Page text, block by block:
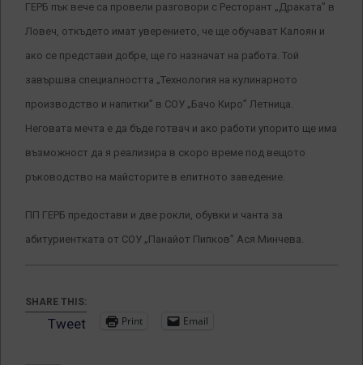
ГЕРБ пък вече са провели разговори с Ресторант „Драката” в
Ловеч, откъдето имат уверението, че ще обучават Калоян и
ако се представи добре, ще го назначат на работа. Той
завършва специалността „Технология на кулинарното
производство и напитки” в СОУ „Бачо Киро” Летница.
Неговата мечта е да бъде готвач и ако работи упорито ще има
възможност да я реализира в скоро време под вещото
ръководство на майсторите в елитното заведение.
ПП ГЕРБ предостави и две рокли, обувки и чанта за
абитуриентката от СОУ „Панайот Пипков” Ася Минчева.
SHARE THIS:
Tweet Print Email